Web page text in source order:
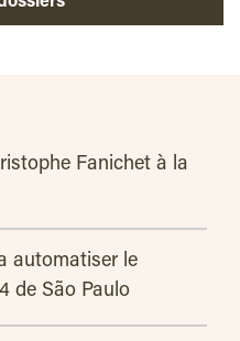
Fanichet à la
automatiser le
de São Paulo